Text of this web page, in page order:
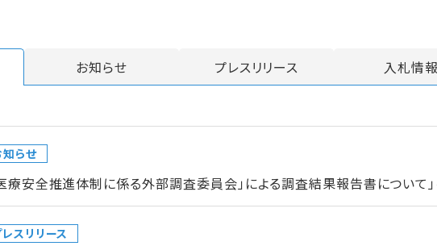
お知らせ プレスリリース 入札情
知らせ
療安全推進体制に係る外部調査委員会」による調査結果報告書について
スリリース